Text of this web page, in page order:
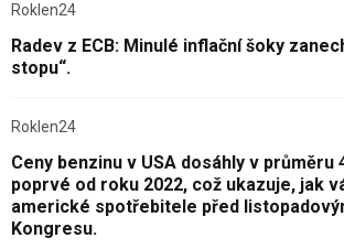
Roklen24
Radev z ECB: Minulé inflační šoky
stopu“.
Roklen24
Ceny benzinu v USA dosáhly v průměru
poprvé od roku 2022, což ukazuje, jak
americké spotřebitele před
Kongresu.